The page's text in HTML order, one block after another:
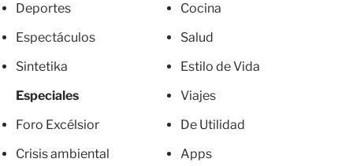
Deportes
Espectáculos
Sintetika
Especiales
Foro Excélsior
Crisis ambiental
Cocina
Salud
Estilo de Vida
Viajes
De Utilidad
Apps